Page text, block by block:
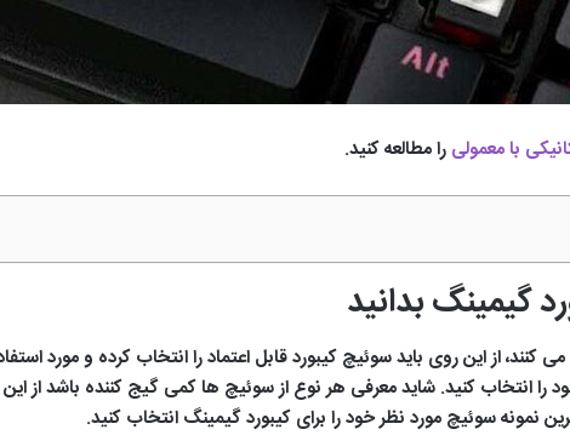
با معمولی را مطالعه کنید.
گیمینگ بدانید
از این روی باید سوئیچ کیبورد قابل اعتماد را انتخاب کرده و مورد
را انتخاب کنید. شاید معرفی هر نوع از سوئیچ ها کمی گیج کننده باشد از
نمونه سوئیچ مورد نظر خود را برای کیبورد گیمینگ انتخاب کنید.